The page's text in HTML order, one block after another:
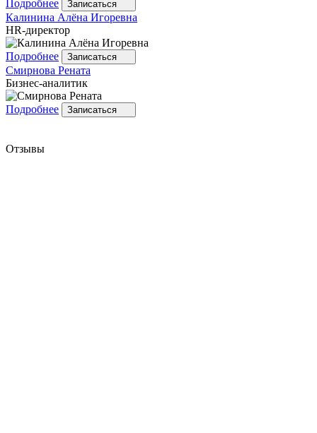
Подробнее Записаться
Калинина Алёна Игоревна
HR-директор
Подробнее Записаться
Смирнова Рената
Бизнес-аналитик
Подробнее Записаться
Отзывы